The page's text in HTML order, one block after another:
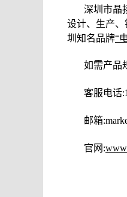
深圳市晶
设计、生产
圳知名品牌“
如需产品
客服电话
邮箱
官网: